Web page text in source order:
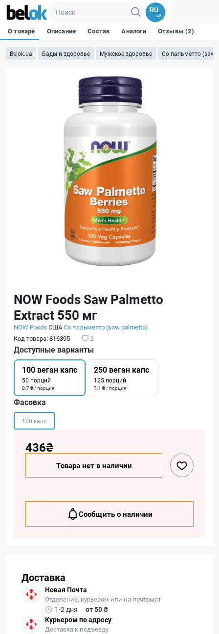
RU
UA
Belok.ua Бады и здоровье Мужское здоровье Со пальметто (saw
О товаре Описание Состав Аналоги Отзывы (2)
NOW Foods Saw Palmetto
Extract 550 мг
NOW Foods СШАСо пальметто (saw palmetto)
Код товара:816395 2
Доступные варианты
100 веган капс
50 порций
8.7 ₴ / порция
250 веган капс
125 порций
7.1 ₴ / порция
Фасовка
100 капс
436₴
Товара нет в наличии
Сообщить о наличии
Доставка
Новая Почта
Отделение, курьером или на почтомат
1-2 дня
от 50 ₴
Курьером по адресу
Доставка к подъезду